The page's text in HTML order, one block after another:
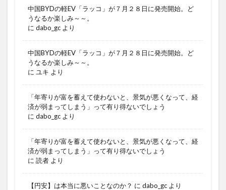
中国BYDの軽EV「ラッコ」が７月２８日に発売開始。ど
うなるか楽しみ～～。
に dabo_gc より
中国BYDの軽EV「ラッコ」が７月２８日に発売開始。ど
うなるか楽しみ～～。
に ユキ より
「年寄りが富を蓄えて使わないと、景気が悪くなって、経
済が弱まってしまう」って有り得ないでしょう
に dabo_gc より
「年寄りが富を蓄えて使わないと、景気が悪くなって、経
済が弱まってしまう」って有り得ないでしょう
に 読者 より
【円安】は本当に悪いことなのか？ に dabo_gc より